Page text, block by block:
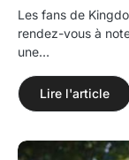
Les fans de
rendez-vous à
une…
Lire l'article